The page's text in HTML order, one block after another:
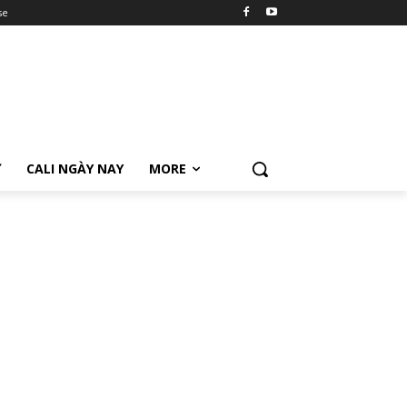
CALI NGÀY NAY MORE